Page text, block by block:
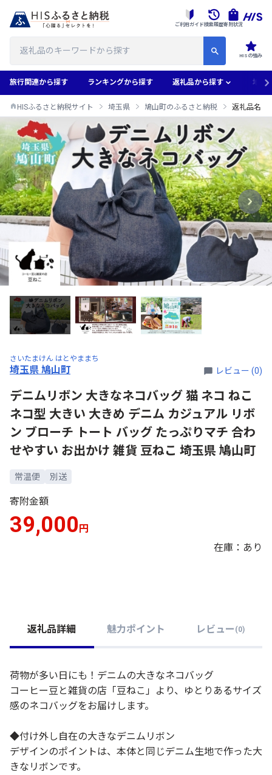
HISの強み
ご利用ガイド検索履歴寄附状況
旅行関連から探す ランキングから探す 返礼品から探す 地域
HISふるさと納税サイト 埼玉県 鳩山町のふるさと納税 返礼品名
さいたまけん はとやままち
埼玉県 鳩山町 レビュー (0)
デニムリボン 大きなネコバッグ 猫 ネコ ねこ
ネコ型 大きい 大きめ デニム カジュアル リボ
ン ブローチ トート バッグ たっぷりマチ 合わ
せやすい お出かけ 雑貨 豆ねこ 埼玉県 鳩山町
常温便 別送
寄附金額
39,000 円
在庫：あり
返礼品詳細 魅力ポイント レビュー (0)
荷物が多い日にも！デニムの大きなネコバッグ
コーヒー豆と雑貨の店「豆ねこ」より、ゆとりあるサイズ
感のネコバッグをお届けします。
◆付け外し自在の大きなデニムリボン
デザインのポイントは、本体と同じデニム生地で作った大
きなリボンです。